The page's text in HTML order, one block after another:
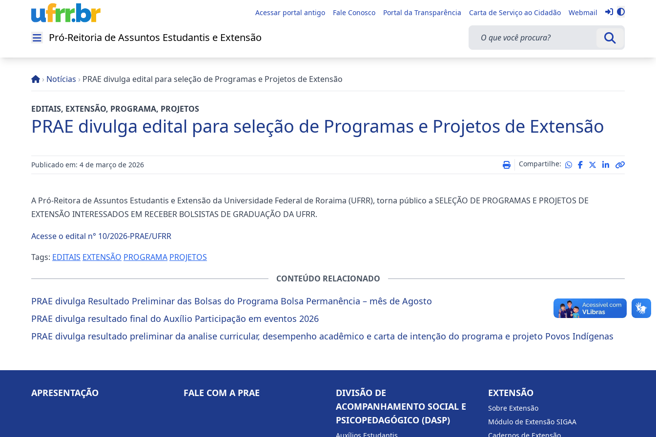
Acessar portal antigo Fale Conosco Portal da Transparência Carta de Serviço ao Cidadão Webmail
Entrar
Alternar
Abrir menu
Pró-Reitoria de Assuntos Estudantis e Extensão
O que você procura?
Buscar
› Notícias › PRAE divulga edital para seleção de Programas e Projetos de Extensão
EDITAIS, EXTENSÃO, PROGRAMA, PROJETOS
PRAE divulga edital para seleção de Programas e Projetos de Extensão
Publicado em: 4 de março de 2026 Compartilhe:
A Pró-Reitora de Assuntos Estudantis e Extensão da Universidade Federal de Roraima (UFRR), torna público a SELEÇÃO DE PROGRAMAS E PROJETOS DE
EXTENSÃO INTERESSADOS EM RECEBER BOLSISTAS DE GRADUAÇÃO DA UFRR.
Acesse o edital n° 10/2026-PRAE/UFRR
Tags: EDITAIS EXTENSÃO PROGRAMA PROJETOS
CONTEÚDO RELACIONADO
PRAE divulga Resultado Preliminar das Bolsas do Programa Bolsa Permanência – mês de Agosto
PRAE divulga resultado final do Auxílio Participação em eventos 2026
PRAE divulga resultado preliminar da analise curricular, desempenho acadêmico e carta de intenção do programa e projeto Povos Indígenas
APRESENTAÇÃO FALE COM A PRAE
DIVISÃO DE
ACOMPANHAMENTO SOCIAL E
PSICOPEDAGÓGICO (DASP)
EXTENSÃO
Sobre Extensão
Módulo de Extensão SIGAA